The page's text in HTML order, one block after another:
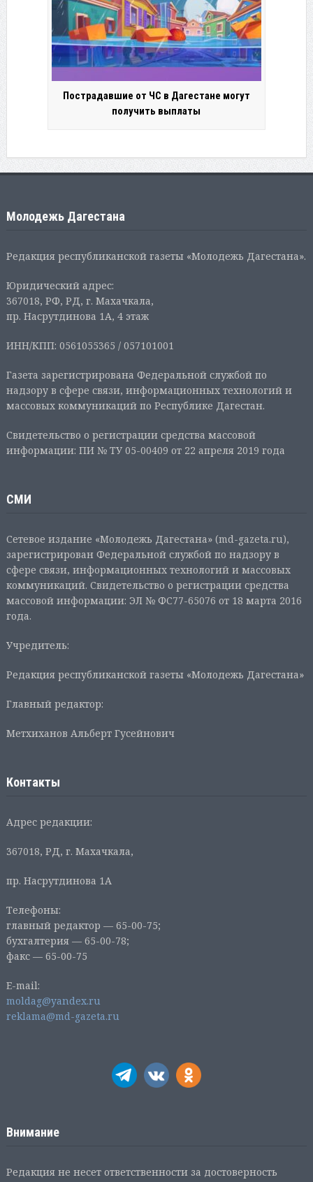
Пострадавшие от ЧС в Дагестане могут
получить выплаты
Молодежь Дагестана
Редакция республиканской газеты «Молодежь Дагестана».
Юридический адрес:
367018, РФ, РД, г. Махачкала,
пр. Насрутдинова 1А, 4 этаж
ИНН/КПП: 0561055365 / 057101001
Газета зарегистрирована Федеральной службой по
надзору в сфере связи, информационных технологий и
массовых коммуникаций по Республике Дагестан.
Свидетельство о регистрации средства массовой
информации: ПИ № ТУ 05-00409 от 22 апреля 2019 года
СМИ
Сетевое издание «Молодежь Дагестана» (md-gazeta.ru),
зарегистрирован Федеральной службой по надзору в
сфере связи, информационных технологий и массовых
коммуникаций. Свидетельство о регистрации средства
массовой информации: ЭЛ № ФС77-65076 от 18 марта 2016
года.
Учредитель:
Редакция республиканской газеты «Молодежь Дагестана»
Главный редактор:
Метхиханов Альберт Гусейнович
Контакты
Адрес редакции:
367018, РД, г. Махачкала,
пр. Насрутдинова 1А
Телефоны:
главный редактор — 65-00-75;
бухгалтерия — 65-00-78;
факс — 65-00-75
E-mail:
moldag@yandex.ru
reklama@md-gazeta.ru
Внимание
Редакция не несет ответственности за достоверность